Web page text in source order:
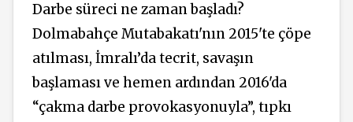
Darbe süreci ne zaman başladı?
Dolmabahçe Mutabakatı'nın 2015'te çöpe
atılması, İmralı’da tecrit, savaşın
başlaması ve hemen ardından 2016'da
“çakma darbe provokasyonuyla”, tıpkı